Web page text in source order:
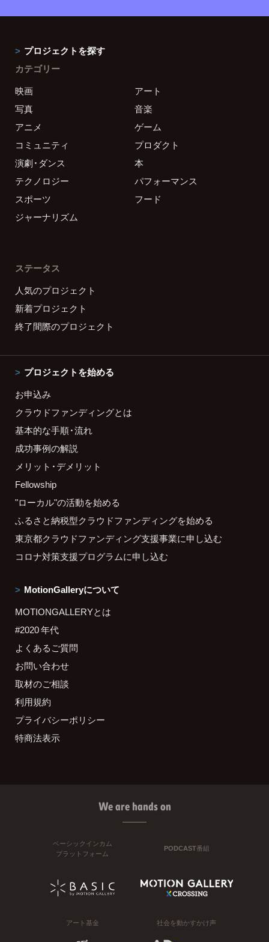
プロジェクトを探す
カテゴリー
映画
アート
写真
音楽
アニメ
ゲーム
コミュニティ
プロダクト
演劇・ダンス
本
テクノロジー
パフォーマンス
スポーツ
フード
ジャーナリズム
ステータス
人気のプロジェクト
新着プロジェクト
終了間際のプロジェクト
プロジェクトを始める
お申込み
クラウドファンディングとは
基本的な手順・流れ
成功事例の解説
メリット・デメリット
Fellowship
"ローカル"の活動を始める
ふるさと納税型クラウドファンディングを始める
東京都クラウドファンディング支援事業に申し込む
コロナ対策支援プログラムに申し込む
MotionGalleryについて
MOTIONGALLERYとは
#2020 年代
よくあるご質問
お問い合わせ
取材のご相談
利用規約
プライバシーポリシー
特商法表示
We are hands on
ベーシックインカム
プラットフォーム
PODCAST番組
アート基金 社会を動かすかけ声